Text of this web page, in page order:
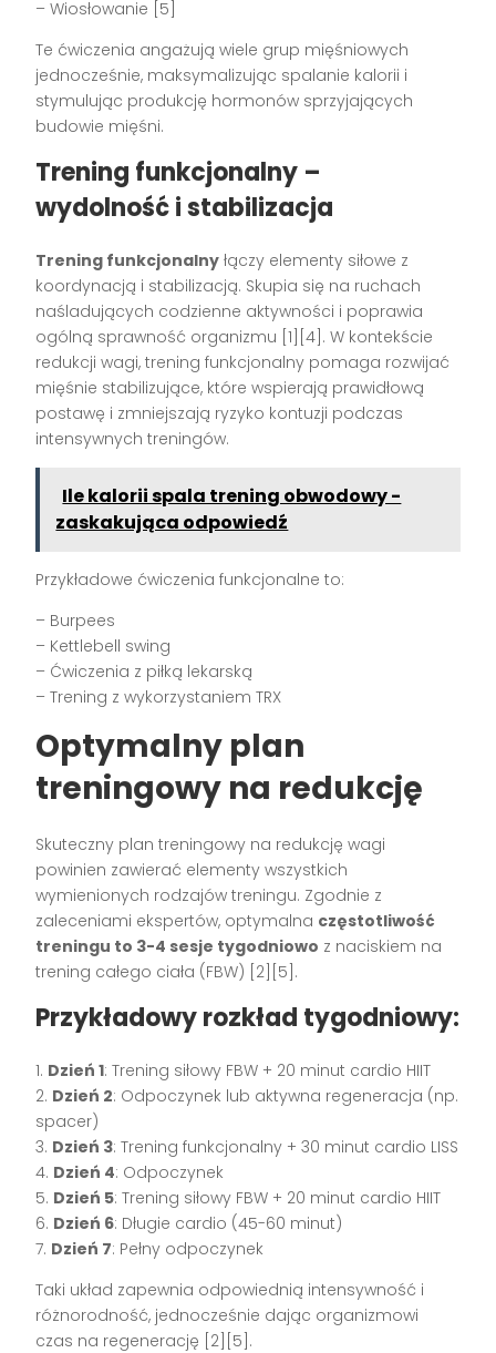
– Wiosłowanie [5]
Te ćwiczenia angażują wiele grup mięśniowych
jednocześnie, maksymalizując spalanie kalorii i
stymulując produkcję hormonów sprzyjających
budowie mięśni.
Trening funkcjonalny –
wydolność i stabilizacja
Trening funkcjonalny łączy elementy siłowe z
koordynacją i stabilizacją. Skupia się na ruchach
naśladujących codzienne aktywności i poprawia
ogólną sprawność organizmu [1][4]. W kontekście
redukcji wagi, trening funkcjonalny pomaga rozwijać
mięśnie stabilizujące, które wspierają prawidłową
postawę i zmniejszają ryzyko kontuzji podczas
intensywnych treningów.
Ile kalorii spala trening obwodowy -
zaskakująca odpowiedź
Przykładowe ćwiczenia funkcjonalne to:
– Burpees
– Kettlebell swing
– Ćwiczenia z piłką lekarską
– Trening z wykorzystaniem TRX
Optymalny plan
treningowy na redukcję
Skuteczny plan treningowy na redukcję wagi
powinien zawierać elementy wszystkich
wymienionych rodzajów treningu. Zgodnie z
zaleceniami ekspertów, optymalna częstotliwość
treningu to 3-4 sesje tygodniowo z naciskiem na
trening całego ciała (FBW) [2][5].
Przykładowy rozkład tygodniowy:
1. Dzień 1: Trening siłowy FBW + 20 minut cardio HIIT
2. Dzień 2: Odpoczynek lub aktywna regeneracja (np.
spacer)
3. Dzień 3: Trening funkcjonalny + 30 minut cardio LISS
4. Dzień 4: Odpoczynek
5. Dzień 5: Trening siłowy FBW + 20 minut cardio HIIT
6. Dzień 6: Długie cardio (45-60 minut)
7. Dzień 7: Pełny odpoczynek
Taki układ zapewnia odpowiednią intensywność i
różnorodność, jednocześnie dając organizmowi
czas na regenerację [2][5].